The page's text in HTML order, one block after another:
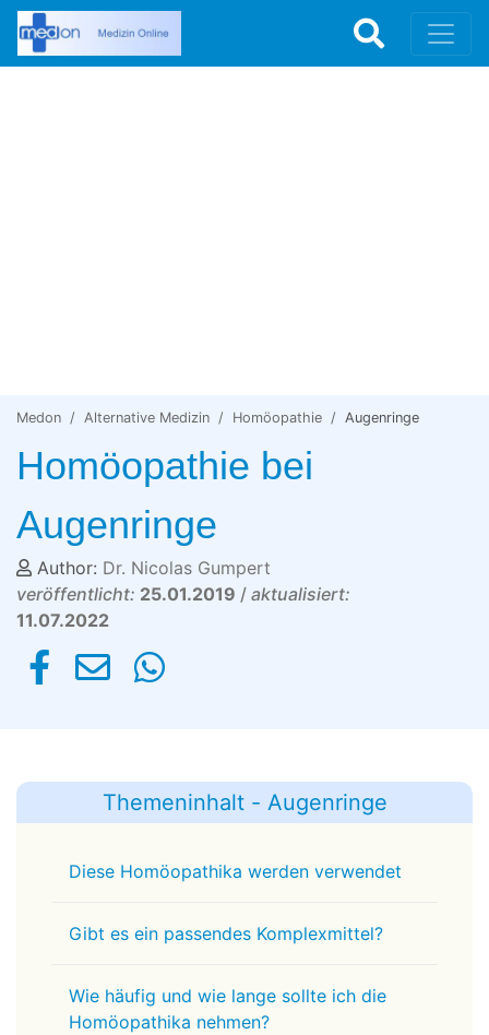
Medon Alternative Medizin Homöopathie Augenringe
Homöopathie bei
Augenringe
Author: Dr. Nicolas Gumpert
veröffentlicht: 25.01.2019 / aktualisiert:
11.07.2022
Themeninhalt - Augenringe
Diese Homöopathika werden verwendet
Gibt es ein passendes Komplexmittel?
Wie häufig und wie lange sollte ich die
Homöopathika nehmen?